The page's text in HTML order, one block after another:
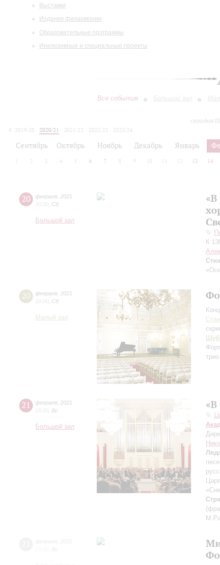
Выставки
Издания филармонии
Образовательные программы
Инклюзивные и специальные проекты
Все события Большой зал
сегодня
2019/20
2020/21 2021/22 2022/23
2023/24
Сентябрь Октябрь Ноябрь Декабрь Январь
2 3 4 5 6 7 8 9 10 12 13 14
20 февраля 2021
20:00 Сб
Большой зал
«В
К
20 февраля 2021
19:00 Сб
Малый зал
21 февраля 2021
15:00 Вс
Большой зал
«В